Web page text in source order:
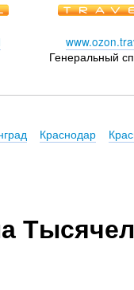
Генеральный
Краснодар